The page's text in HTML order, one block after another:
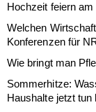
Hochzeit feiern
Welchen
Konferenzen für
Wie bringt man
Sommerhitze:
Haushalte jetzt tun